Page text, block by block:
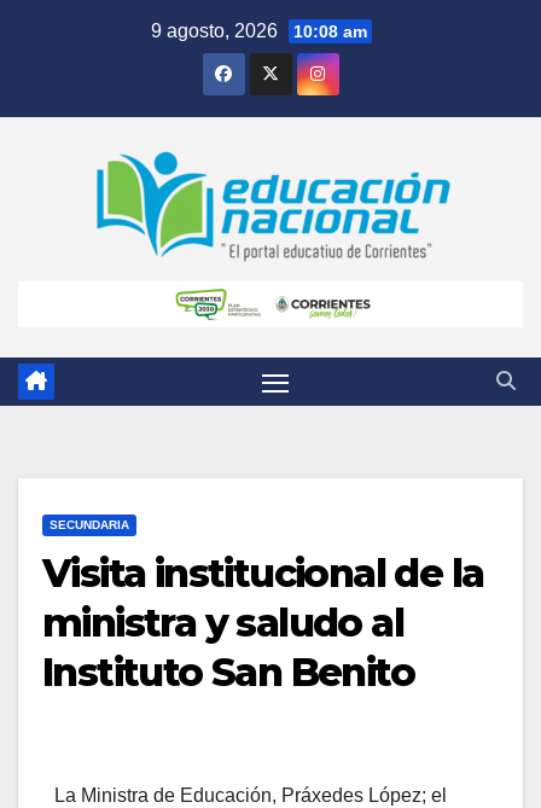
9 agosto, 2026 10:08 am
SECUNDARIA
Visita institucional de la
ministra y saludo al
Instituto San Benito
La Ministra de Educación, Práxedes López; el